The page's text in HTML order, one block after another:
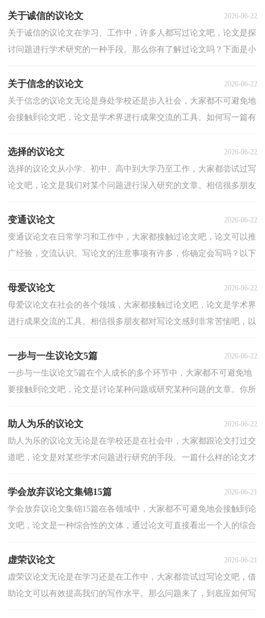
关于诚信的议论文 2026-06-22
关于诚信的议论文在学习、工作中，许多人都写过论文吧，论文是探
讨问题进行学术研究的一种手段。那么你有了解过论文吗？下面是小
关于信念的议论文 2026-06-22
关于信念的议论文无论是身处学校还是步入社会，大家都不可避免地
会接触到论文吧，论文是学术界进行成果交流的工具。如何写一篇有
选择的议论文 2026-06-22
选择的议论文从小学、初中、高中到大学乃至工作，大家都尝试过写
论文吧，论文是我们对某个问题进行深入研究的文章。相信很多朋友
变通议论文 2026-06-22
变通议论文在日常学习和工作中，大家都接触过论文吧，论文可以推
广经验，交流认识。写论文的注意事项有许多，你确定会写吗？以下
母爱议论文 2026-06-22
母爱议论文在社会的各个领域，大家都接触过论文吧，论文是学术界
进行成果交流的工具。相信很多朋友都对写论文感到非常苦恼吧，以
一步与一生议论文5篇 2026-06-22
一步与一生议论文5篇在个人成长的多个环节中，大家都不可避免地
要接触到论文吧，论文是讨论某种问题或研究某种问题的文章。你所
助人为乐的议论文 2026-06-22
助人为乐的议论文无论是在学校还是在社会中，大家都跟论文打过交
道吧，论文是对某些学术问题进行研究的手段。一篇什么样的论文才
学会放弃议论文集锦15篇 2026-06-21
学会放弃议论文集锦15篇在各领域中，大家都不可避免地会接触到论
文吧，论文是一种综合性的文体，通过论文可直接看出一个人的综合
虚荣议论文 2026-06-21
虚荣议论文无论是在学习还是在工作中，大家都尝试过写论文吧，借
助论文可以有效提高我们的写作水平。那么问题来了，到底应如何写